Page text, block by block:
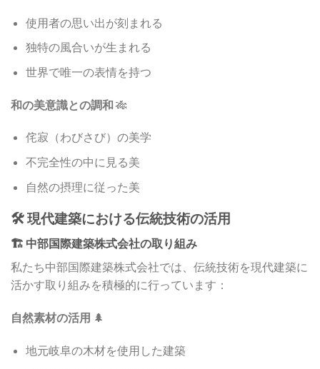
使用者の思い出が刻まれる
独特の風合いが生まれる
世界で唯一の表情を持つ
和の美意識との調和 🎋
侘寂（わびさび）の美学
不完全性の中に見る美
自然の摂理に従った美
🛠️ 現代建築における伝統技術の活用
🏗️ 中部国際建築株式会社の取り組み
私たち中部国際建築株式会社では、伝統技術を現代建築に
活かす取り組みを積極的に行っています：
自然素材の活用 🌲
地元岐阜の木材を使用した建築